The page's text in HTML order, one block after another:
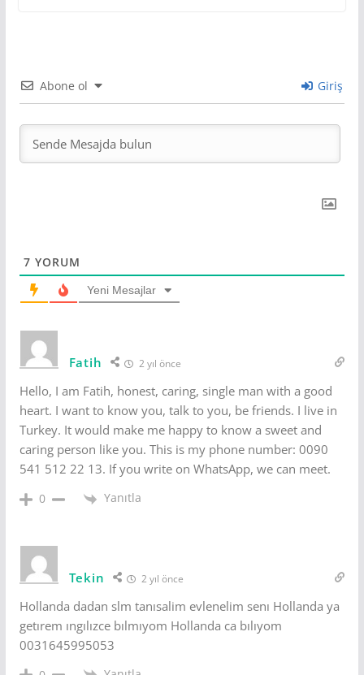
Abone ol Giriş
7 YORUM
Yeni Mesajlar
Fatih 2 yıl önce
Hello, I am Fatih, honest, caring, single man with a good
heart. I want to know you, talk to you, be friends. I live in
Turkey. It would make me happy to know a sweet and
caring person like you. This is my phone number: 0090
541 512 22 13. If you write on WhatsApp, we can meet.
0 Yanıtla
Tekin 2 yıl önce
Hollanda dadan slm tanısalim evlenelim senı Hollanda ya
getırem ıngılızce bılmıyom Hollanda ca bılıyom
0031645995053